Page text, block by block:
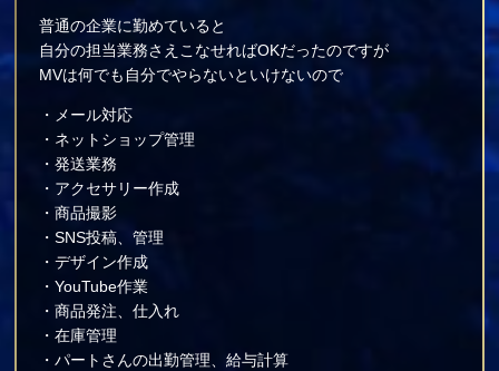
普通の企業に勤めていると
自分の担当業務さえこなせればOKだったのですが
MVは何でも自分でやらないといけないので
・メール対応
・ネットショップ管理
・発送業務
・アクセサリー作成
・商品撮影
・SNS投稿、管理
・デザイン作成
・YouTube作業
・商品発注、仕入れ
・在庫管理
・パートさんの出勤管理、給与計算